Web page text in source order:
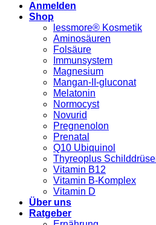
Anmelden
Shop
lessmore® Kosmetik
Aminosäuren
Folsäure
Immunsystem
Magnesium
Mangan-II-gluconat
Melatonin
Normocyst
Novurid
Pregnenolon
Prenatal
Q10 Ubiquinol
Thyreoplus
Vitamin B12
Vitamin B-Komplex
Vitamin D
Über uns
Ratgeber